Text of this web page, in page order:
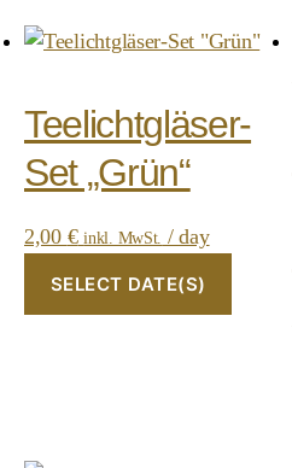
Teelichtgläser-
Set „Grün“
2,00 € inkl. MwSt. / day
SELECT DATE(S)